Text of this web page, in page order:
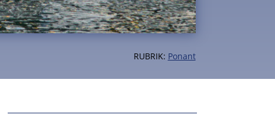
RUBRIK: Ponant